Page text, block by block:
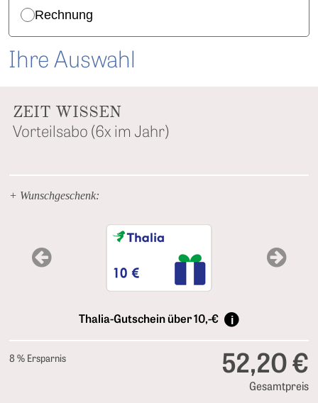
Rechnung
Ihre Auswahl
ZEIT WISSEN
Vorteilsabo (6x im Jahr)
+ Wunschgeschenk:
Thalia-Gutschein über 10,-€
Previous Next
8 % Ersparnis 52,20 €
Gesamtpreis